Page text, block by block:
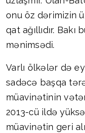
onu öz dərimizin
qat ağıllıdır.
mənimsədi.
Varlı ölkələr də
sadəcə başqa
müavinətinin
2013-cü ildə
müavinətin geri